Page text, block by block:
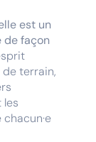
est un
de façon
terrain,
les